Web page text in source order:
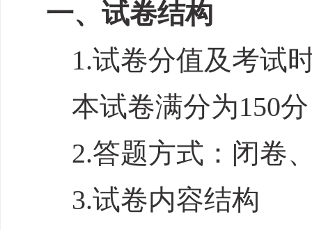
一、试卷结构
1.试卷分值及考试
本试卷满分为150
2.答题方式： 闭卷
3.试卷内容结构